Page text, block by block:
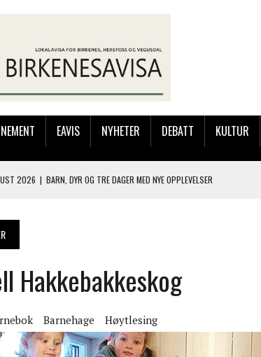
EAVIS NYHETER DEBATT KULTUR
2026 | BARN, DYR OG TRE DAGER MED NYE OPPLEVELSER
AV FLATBUNNINGER PÅ MUSEET
PRODUKSJONEN TIL OSLO: FLERE MISTER JOBBEN VED SYNKRON MEDIA
Hakkebakkeskog
Barnehage Høytlesing